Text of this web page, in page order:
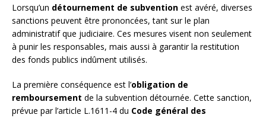
Lorsqu’un détournement de subvention est avéré, diverses
sanctions peuvent être prononcées, tant sur le plan
administratif que judiciaire. Ces mesures visent non seulement
à punir les responsables, mais aussi à garantir la restitution
des fonds publics indûment utilisés.
La première conséquence est l’obligation de
remboursement de la subvention détournée. Cette sanction,
prévue par l’article L.1611-4 du Code général des